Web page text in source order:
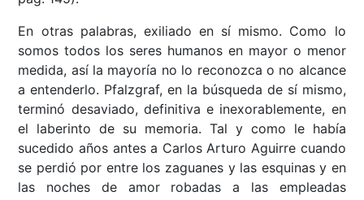
En otras palabras, exiliado en sí mismo. Como lo
somos todos los seres humanos en mayor o menor
medida, así la mayoría no lo reconozca o no alcance
a entenderlo. Pfalzgraf, en la búsqueda de sí mismo,
terminó desaviado, definitiva e inexorablemente, en
el laberinto de su memoria. Tal y como le había
sucedido años antes a Carlos Arturo Aguirre cuando
se perdió por entre los zaguanes y las esquinas y en
las noches de amor robadas a las empleadas